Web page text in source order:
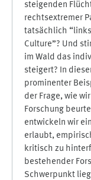
steigenden
rechtsextremer
tatsächlich
Culture”? Und
im Wald das
steigert? In
prominenter
der Frage, wie
Forschung
entwickeln wir
erlaubt,
kritisch zu
bestehender
Schwerpunkt